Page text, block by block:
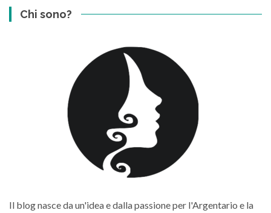
Chi sono?
Il blog nasce da un'idea e dalla passione per l'Argentario e la